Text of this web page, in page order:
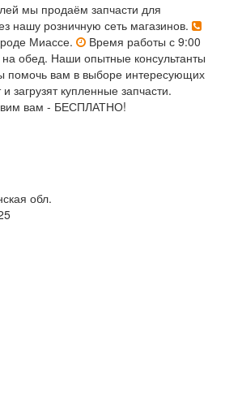
мы продаём запчасти для
нашу розничную сеть магазинов.
Миассе.
Время работы с 9:00
обед. Наши опытные консультанты
помочь вам в выборе интересующих
загрузят купленные запчасти.
вам - БЕСПЛАТНО!
обл.